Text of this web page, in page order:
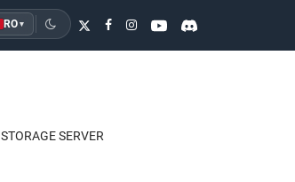
RO ▾
STORAGE SERVER